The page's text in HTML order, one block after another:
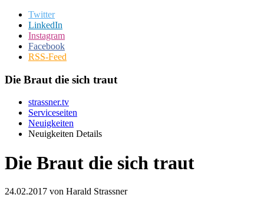
Twitter
LinkedIn
Instagram
Facebook
RSS-Feed
Die Braut die sich traut
strassner.tv
Serviceseiten
Neuigkeiten
Neuigkeiten Details
Die Braut die sich traut
24.02.2017 von Harald Strassner